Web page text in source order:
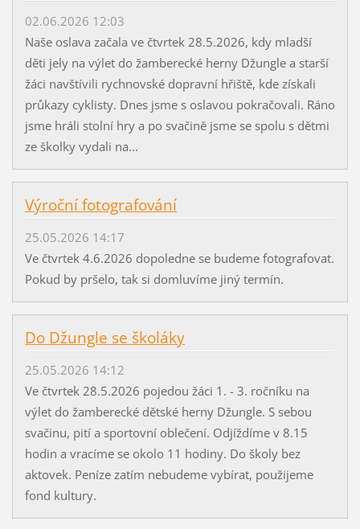
02.06.2026 12:03
Naše oslava začala ve čtvrtek 28.5.2026, kdy mladší
děti jely na výlet do žamberecké herny Džungle a starší
žáci navštívili rychnovské dopravní hřiště, kde získali
průkazy cyklisty. Dnes jsme s oslavou pokračovali. Ráno
jsme hráli stolní hry a po svačině jsme se spolu s dětmi
ze školky vydali na...
Výroční fotografování
25.05.2026 14:17
Ve čtvrtek 4.6.2026 dopoledne se budeme fotografovat.
Pokud by pršelo, tak si domluvíme jiný termín.
Do Džungle se školáky
25.05.2026 14:12
Ve čtvrtek 28.5.2026 pojedou žáci 1. - 3. ročníku na
výlet do žamberecké dětské herny Džungle. S sebou
svačinu, pití a sportovní oblečení. Odjíždíme v 8.15
hodin a vracíme se okolo 11 hodiny. Do školy bez
aktovek. Peníze zatím nebudeme vybírat, použijeme
fond kultury.